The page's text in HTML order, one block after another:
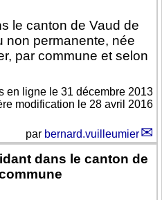
le canton de Vaud de
non permanente, née
par commune et selon
en ligne le 31 décembre 2013
modification le 28 avril 2016
par bernard.vuilleumier
dans le canton de